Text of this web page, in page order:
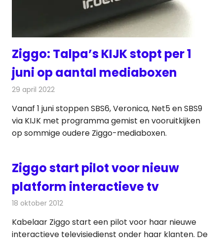
Ziggo: Talpa’s KIJK stopt per 1
juni op aantal mediaboxen
29 april 2022
Vanaf 1 juni stoppen SBS6, Veronica, Net5 en SBS9
via KIJK met programma gemist en vooruitkijken
op sommige oudere Ziggo-mediaboxen.
Ziggo start pilot voor nieuw
platform interactieve tv
18 oktober 2012
Kabelaar Ziggo start een pilot voor haar nieuwe
interactieve televisiedienst onder haar klanten. De